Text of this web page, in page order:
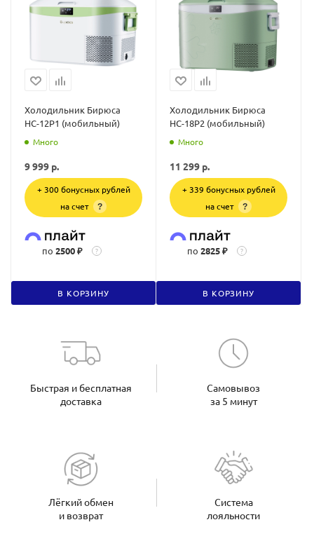
Холодильник Бирюса
НС-12P1 (мобильный)
Много
9 999 р.
+ 300 бонусных рублей
на счет
?
по 2500 ₽ ?
В КОРЗИНУ
Холодильник Бирюса
НС-18P2 (мобильный)
Много
11 299 р.
+ 339 бонусных рублей
на счет
?
по 2825 ₽ ?
В КОРЗИНУ
Быстрая и бесплатная
доставка
Самовывоз
за 5 минут
Лёгкий обмен
и возврат
Система
лояльности